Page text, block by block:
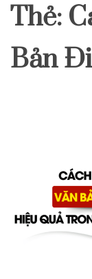
Thẻ:
Bản